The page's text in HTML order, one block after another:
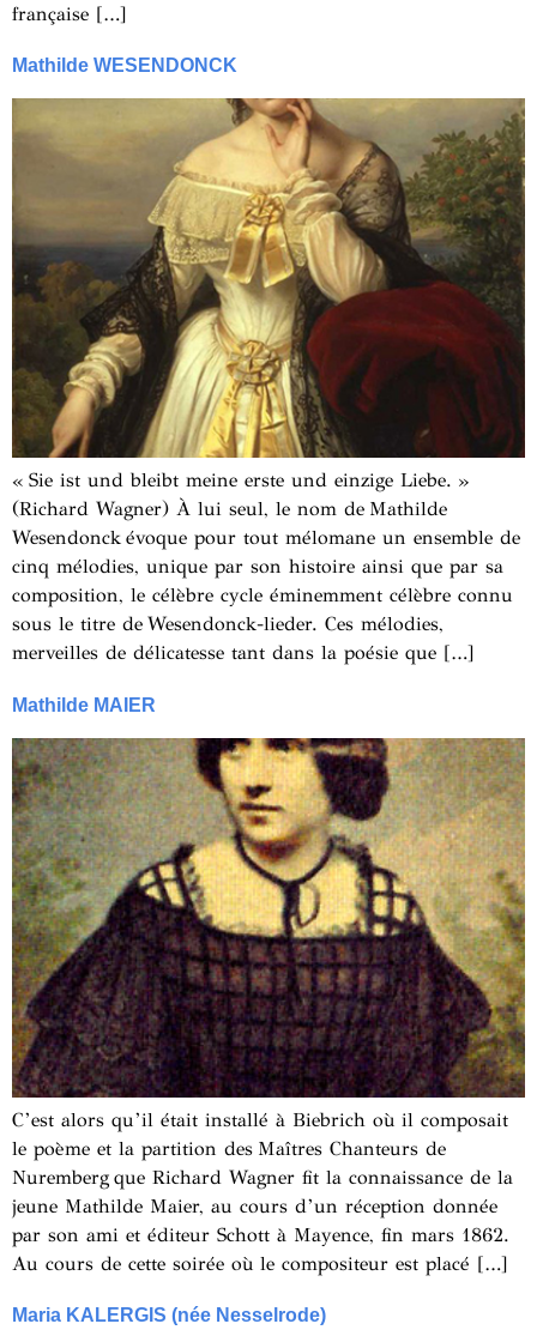
française […]
Mathilde WESENDONCK
« Sie ist und bleibt meine erste und einzige Liebe. »
(Richard Wagner) À lui seul, le nom de Mathilde
Wesendonck évoque pour tout mélomane un ensemble de
cinq mélodies, unique par son histoire ainsi que par sa
composition, le célèbre cycle éminemment célèbre connu
sous le titre de Wesendonck-lieder. Ces mélodies,
merveilles de délicatesse tant dans la poésie que […]
Mathilde MAIER
C’est alors qu’il était installé à Biebrich où il composait
le poème et la partition des Maîtres Chanteurs de
Nuremberg que Richard Wagner fit la connaissance de la
jeune Mathilde Maier, au cours d’un réception donnée
par son ami et éditeur Schott à Mayence, fin mars 1862.
Au cours de cette soirée où le compositeur est placé […]
Maria KALERGIS (née Nesselrode)